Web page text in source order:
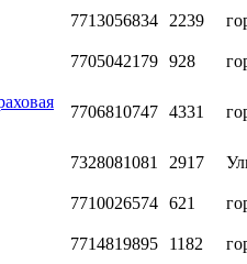
7713056834 2239
7705042179 928
7706810747 4331
7328081081 2917
7710026574 621
7714819895 1182